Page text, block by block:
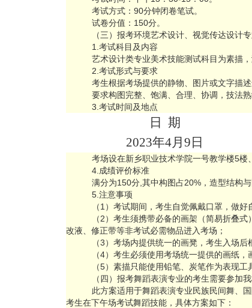
考试方式：90分钟闭卷笔试。
试卷分值：150分。
（三）报考环境艺术设计、视觉传达设计
1.考试科目及内容
艺术设计类专业美术技能测试科目为素描，
2.考试形式与要求
考生根据考场提供的静物、图片或文字描述
要求构图完整、饱满、合理、协调，技法
3.考试时间及地点
日 期
2023年4月 9 日
考场设在新乡职业技术学院一号教学楼5楼
4.成绩评价标准
满分为150分,其中构图占20%，造型结构
5.注意事项
（1）考试期间，考生自觉佩戴口罩，做好
（2）考生须携带必备的画架（简易折叠
改液、修正带等非考试必需物品进入考场；
（3）考场内提供统一的画凳，考生入场
（4）考生必须使用考场统一提供的画纸
（5）素描只能使用铅笔、炭笔作为表现工
（四）报考舞蹈表演专业的考生需要参加
此方案适用于舞蹈表演专业民族民间舞、
考生在下午场考试舞蹈技能，具体方案如下：